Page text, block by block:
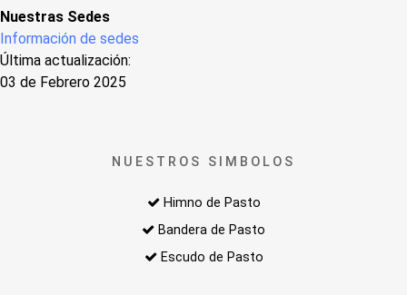
Nuestras Sedes
Información de sedes
Última actualización:
03 de Febrero 2025
NUESTROS SIMBOLOS
Himno de Pasto
Bandera de Pasto
Escudo de Pasto